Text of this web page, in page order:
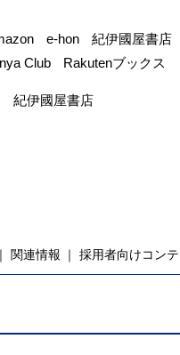
e-hon
紀伊國屋書店
Club Rakutenブックス
紀伊國屋書店
関連情報 採用者向けコン